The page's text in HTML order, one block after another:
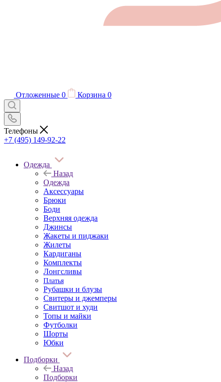
Отложенные 0 Корзина 0
Телефоны
+7 (495) 149-92-22
Одежда
Назад
Одежда
Аксессуары
Брюки
Боди
Верхняя одежда
Джинсы
Жакеты и пиджаки
Жилеты
Кардиганы
Комплекты
Лонгсливы
Платья
Рубашки и блузы
Свитеры и джемперы
Свитшот и худи
Топы и майки
Футболки
Шорты
Юбки
Подборки
Назад
Подборки